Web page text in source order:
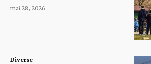
mai 28, 2026
Diverse